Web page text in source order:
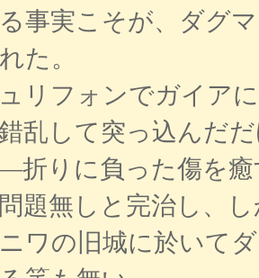
事実こそが、ダグ
た。
リフォンでガイア
乱して突っ込んだ
りに負った傷を癒
題無しと完治し、
ワの旧城に於いて